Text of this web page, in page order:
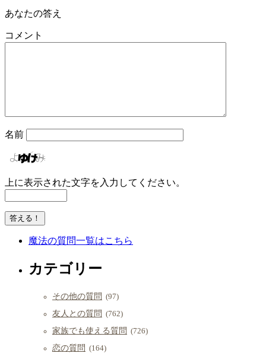
あなたの答え
コメント
名前
上に表示された文字を入力してください。
魔法の質問一覧はこちら
カテゴリー
その他の質問 (97)
友人との質問 (762)
家族でも使える質問 (726)
恋の質問 (164)